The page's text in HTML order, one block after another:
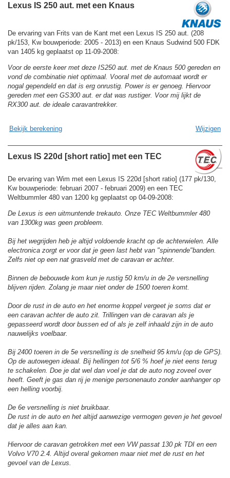
Lexus IS 250 aut. met een Knaus
De ervaring van Frits van de Kant met een Lexus IS 250 aut. (208
pk/153, Kw bouwperiode: 2005 - 2013) en een Knaus Sudwind 500 FDK
van 1405 kg geplaatst op 11-09-2008:
Voor de eerste keer met deze IS250 aut. met de Knaus 500 gereden en
vond de combinatie niet optimaal. Vooral met de automaat wordt er
nogal gependeld en dat is erg onrustig. Power is er genoeg. Hiervoor
gereden met een GS300 aut. er dat was rustiger. Voor mij lijkt de
RX300 aut. de ideale caravantrekker.
Bekijk berekening Wijzigen
Lexus IS 220d [short ratio] met een TEC
De ervaring van Wim met een Lexus IS 220d [short ratio] (177 pk/130,
Kw bouwperiode: februari 2007 - februari 2009) en een TEC
Weltbummler 480 van 1200 kg geplaatst op 04-09-2008:
De Lexus is een uitmuntende trekauto. Onze TEC Weltbummler 480
van 1300kg was geen probleem.
Bij het wegrijden heb je altijd voldoende kracht op de achterwielen. Alle
electronica zorgt er voor dat je geen last hebt van "spinnende"banden.
Zelfs niet op een nat grasveld met de caravan er achter.
Binnen de bebouwde kom kun je rustig 50 km/u in de 2e versnelling
blijven rijden. Zolang je maar niet onder de 1500 toeren komt.
Door de rust in de auto en het enorme koppel vergeet je soms dat er
een caravan achter de auto zit. Trillingen van de caravan als je
gepasseerd wordt door bussen ed of als je zelf inhaald zijn in de auto
nauwelijks voelbaar.
Bij 2400 toeren in de 5e versnelling is de snelheid 95 km/u (op de GPS).
Op de autowegen ideaal. Bij hellingen tot 5/6 % hoef je niet eens terug
te schakelen. Doe je dat wel dan voel je dat de auto nog zoveel over
heeft. Geeft je gas dan rij je menige personenauto zonder aanhanger op
een helling voorbij.
De 6e versnelling is niet bruikbaar.
De rust in de auto en het altijd aanwezige vermogen geven je het gevoel
dat je alles aan kan.
Hiervoor de caravan getrokken met een VW passat 130 pk TDI en een
Volvo V70 2.4. Altijd overal gekomen maar niet met de rust en het
gevoel van de Lexus.